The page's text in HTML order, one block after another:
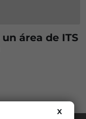
área de ITS
X